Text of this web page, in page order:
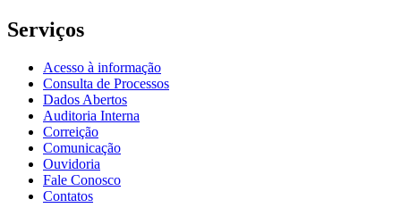
Serviços
Acesso à informação
Consulta de Processos
Dados Abertos
Auditoria Interna
Correição
Comunicação
Ouvidoria
Fale Conosco
Contatos